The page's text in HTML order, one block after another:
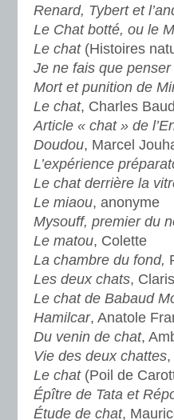
Renard, Tybert et
Le Chat botté, ou le
Le chat(Histoires
Je ne fais que
Mort et punition de
Le chat, Charles
Article « chat » de
Doudou, Marcel
L’expérience
Le chat derrière la
Le miaou, anonyme
Mysouff, premier du
Le matou, Colette
La chambre du fond,
Les deux chats,
Le chat de Babaud
Hamilcar, Anatole
Du venin de chat,
Vie des deux chattes
Le chat(Poil de
Épître de Tata et
Étude de chat,